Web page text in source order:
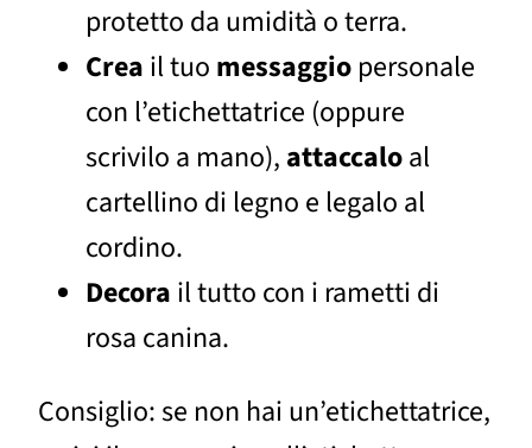
protetto da umidità o terra.
Crea il tuo messaggio personale
con l’etichettatrice (oppure
scrivilo a mano), attaccaloal
cartellino di legno e legalo al
cordino.
Decora il tutto con i rametti di
rosa canina.
Consiglio: se non hai un’etichettatrice,